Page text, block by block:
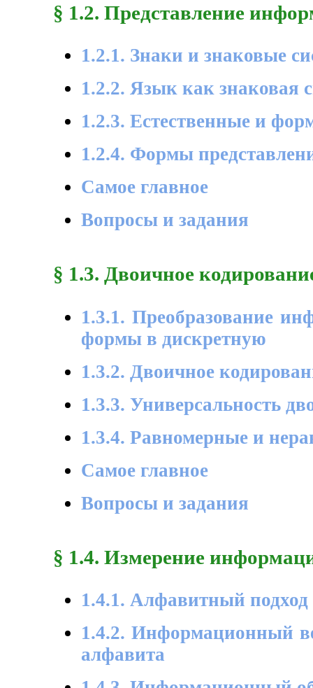
§ 1.2. Представление
1.2.1. Знаки и знаковые
1.2.2. Язык как знаковая
1.2.3. Естественные и
1.2.4. Формы
Самое главное
Вопросы и задания
§ 1.3. Двоичное
1.3.1. Преобразование
формы в дискретную
1.3.2. Двоичное
1.3.3. Универсальность
1.3.4. Равномерные и
Самое главное
Вопросы и задания
§ 1.4. Измерение
1.4.1. Алфавитный
1.4.2. Информационный
алфавита